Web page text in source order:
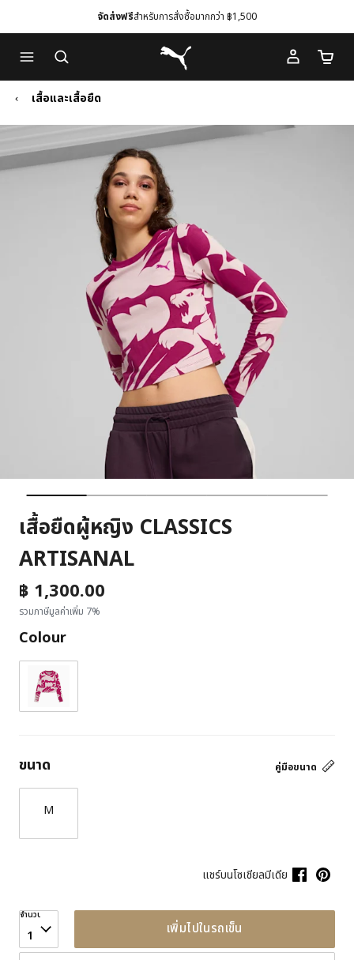
to
Main
content
to
Footer
Content
จัดส่งฟรีสำหรับการสั่งซื้อมากกว่า ฿1,500
Puma โฮม
จำนว
เสื้อและเสื้อยืด
เสื้อยืดผู้หญิง CLASSICS
ARTISANAL
฿ 1,300.00
รวมภาษีมูลค่าเพิ่ม 7%
Colour
คู่มือขนาด
ขนาด
M
แชร์บนโซเชียลมีเดีย
จำนวน
1 เพิ่มไปในรถเข็น